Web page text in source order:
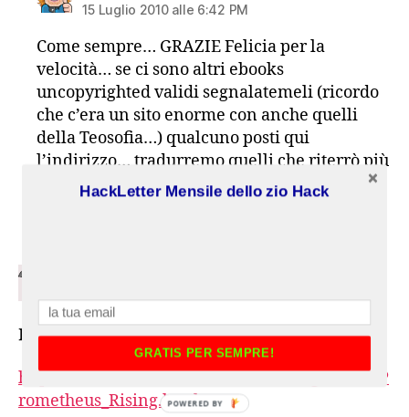
The Real Person Badge!
Anti-Spam by CleanTalk
15 Luglio 2010 alle 6:42 PM
Come sempre… GRAZIE Felicia per la
velocità… se ci sono altri ebooks
uncopyrighted validi segnalatemeli (ricordo
che c’era un sito enorme con anche quelli
della Teosofia…) qualcuno posti qui
l’indirizzo… tradurremo quelli che riterrò più
utili…
Bene, allora eccolo qui. Enjoy!
http://www.4shared.com/document/Hg5RKtc4/P
rometheus_Rising.html
HackLetter Mensile dello zio Hack
GRATIS PER SEMPRE!
POWERED BY